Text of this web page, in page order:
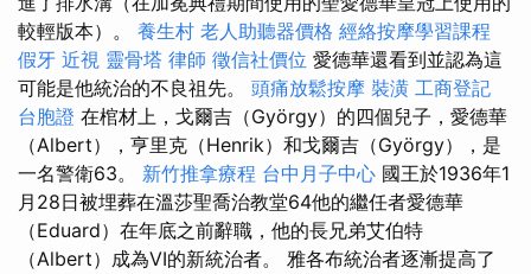
較輕版本）。 養生村 老人助聽器價格 經絡按摩學習課程
假牙 近視 靈骨塔 律師 徵信社價位 愛德華還看到並認為這
可能是他統治的不良祖先。 頭痛放鬆按摩 裝潢 工商登記
台胞證 在棺材上，戈爾吉（György）的四個兒子，愛德華
（Albert），亨里克（Henrik）和戈爾吉（György），是
一名警衛63。 新竹推拿療程 台中月子中心 國王於1936年1
月28日被埋葬在溫莎聖喬治教堂64他的繼任者愛德華
（Eduard）在年底之前辭職，他的長兄弟艾伯特
（Albert）成為VI的新統治者。 雅各布統治者逐漸提高了